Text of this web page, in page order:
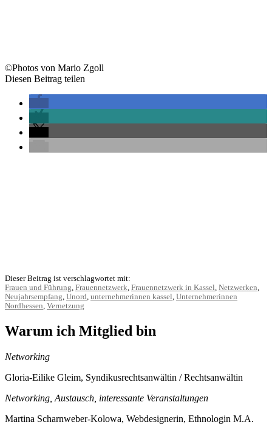
©Photos von Mario Zgoll
Diesen Beitrag teilen
Dieser Beitrag ist verschlagwortet mit:
Frauen und Führung, Frauennetzwerk, Frauennetzwerk in Kassel, Netzwerken,
Neujahrsempfang, Unord, unternehmerinnen kassel, Unternehmerinnen
Nordhessen, Vernetzung
Warum ich Mitglied bin
Networking
Gloria-Eilike Gleim, Syndikusrechtsanwältin / Rechtsanwältin
Networking, Austausch, interessante Veranstaltungen
Martina Scharnweber-Kolowa, Webdesignerin, Ethnologin M.A.